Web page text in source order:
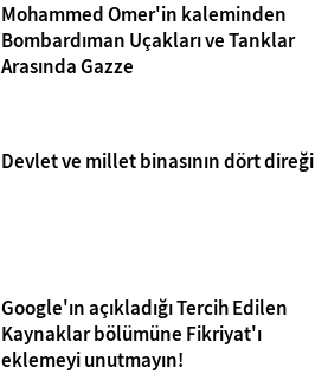
Mohammed Omer'in kaleminden
Bombardıman Uçakları ve Tanklar
Arasında Gazze
Devlet ve millet binasının dört direği
Google'ın açıkladığı Tercih Edilen
Kaynaklar bölümüne Fikriyat'ı
eklemeyi unutmayın!